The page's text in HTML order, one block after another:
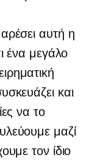
αυτή η
ένα μεγάλο
και
να το
μαζί
τον ίδιο